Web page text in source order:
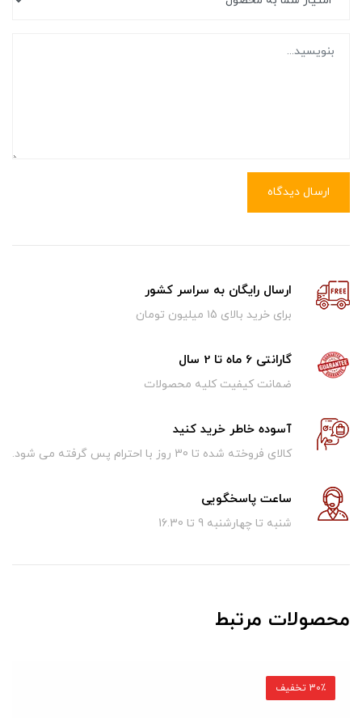
ارسال دیدگاه
ارسال رایگان به سراسر کشور
برای خرید بالای ۱5 میلیون تومان
گارانتی 6 ماه تا 2 سال
ضمانت کیفیت کلیه محصولات
آسوده خاطر خرید کنید
کالای فروخته شده تا 30 روز با احترام پس گرفته می شود.
ساعت پاسخگویی
شنبه تا چهارشنبه 9 تا 16.30
محصولات مرتبط
30٪ تخفیف